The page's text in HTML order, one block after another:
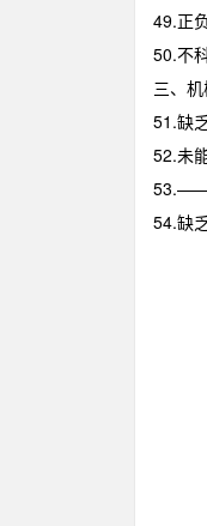
49.正
50.不
三、
51.缺
52.未
53.——
54.缺